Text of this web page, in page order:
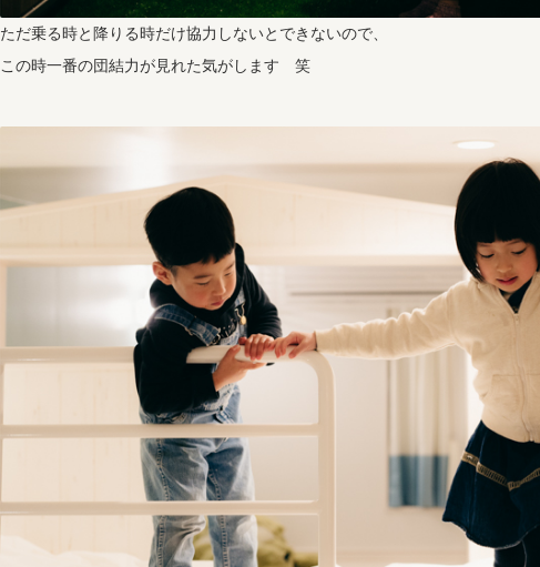
ただ乗る時と降りる時だけ協力しないとできないので、
この時一番の団結力が見れた気がします 笑